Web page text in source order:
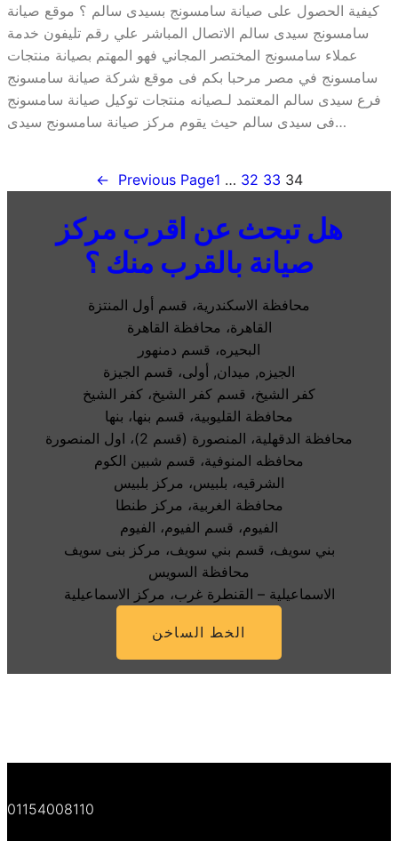
كيفية الحصول على صيانة سامسونج بسيدى سالم ؟ موقع صيانة
سامسونج سيدى سالم الاتصال المباشر علي رقم تليفون خدمة
عملاء سامسونج المختصر المجاني فهو المهتم بصيانة منتجات
سامسونج في مصر مرحبا بكم فى موقع شركة صيانة سامسونج
فرع سيدى سالم المعتمد لـصيانه منتجات توكيل صيانة سامسونج
فى سيدى سالم حيث يقوم مركز صيانة سامسونج سيدى…
← Previous Page1 … 32 33 34
هل تبحث عن اقرب مركز
صيانة بالقرب منك ؟
محافظة الاسكندرية، قسم أول المنتزة
القاهرة، محافظة القاهرة
البحيره، قسم دمنهور
الجيزه, ميدان, أولى، قسم الجيزة
كفر الشيخ، قسم كفر الشيخ، كفر الشيخ
محافظة القليوبية، قسم بنها، بنها
محافظة الدقهلية، المنصورة (قسم 2)، اول المنصورة
محافظه المنوفية، قسم شبين الكوم
الشرقيه، بلبيس، مركز بلبيس
محافظة الغربية، مركز طنطا
الفيوم، قسم الفيوم، الفيوم
بني سويف، قسم بني سويف، مركز بنى سويف
محافظة السويس
الاسماعيلية – القنطرة غرب، مركز الاسماعيلية
الخط الساخن
01154008110